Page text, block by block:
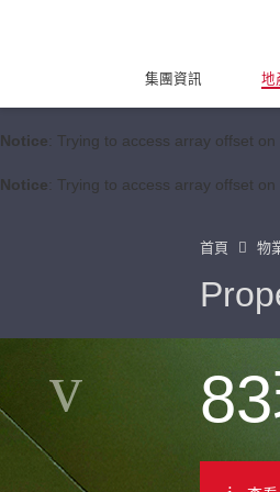
Notice: Trying to access array offset
Notice: Trying to access array offset
集團資訊 地
首頁 物